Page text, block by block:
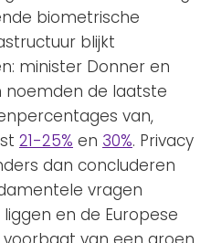
biometrische
blijkt
minister Donner en
noemden de laatste
van,
21-25% en 30%. Privacy
dan concluderen
vragen
en de Europese